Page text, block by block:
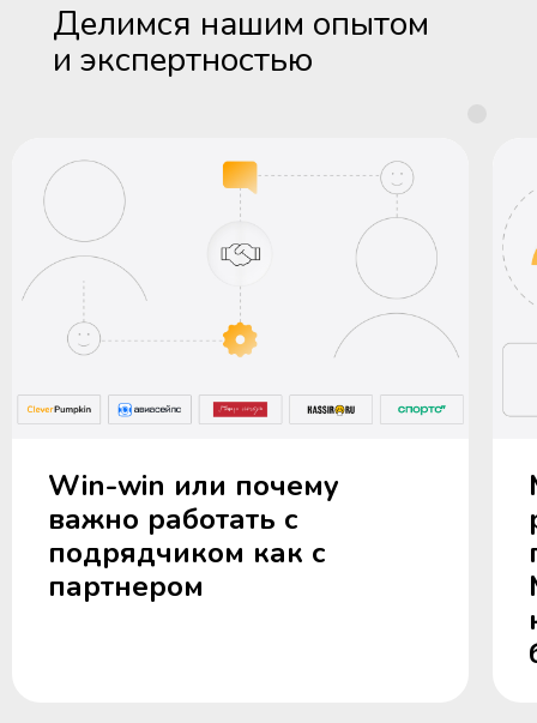
Делимся нашим опытом
и экспертностью
Win-win или почему
важно работать с
подрядчиком как с
партнером